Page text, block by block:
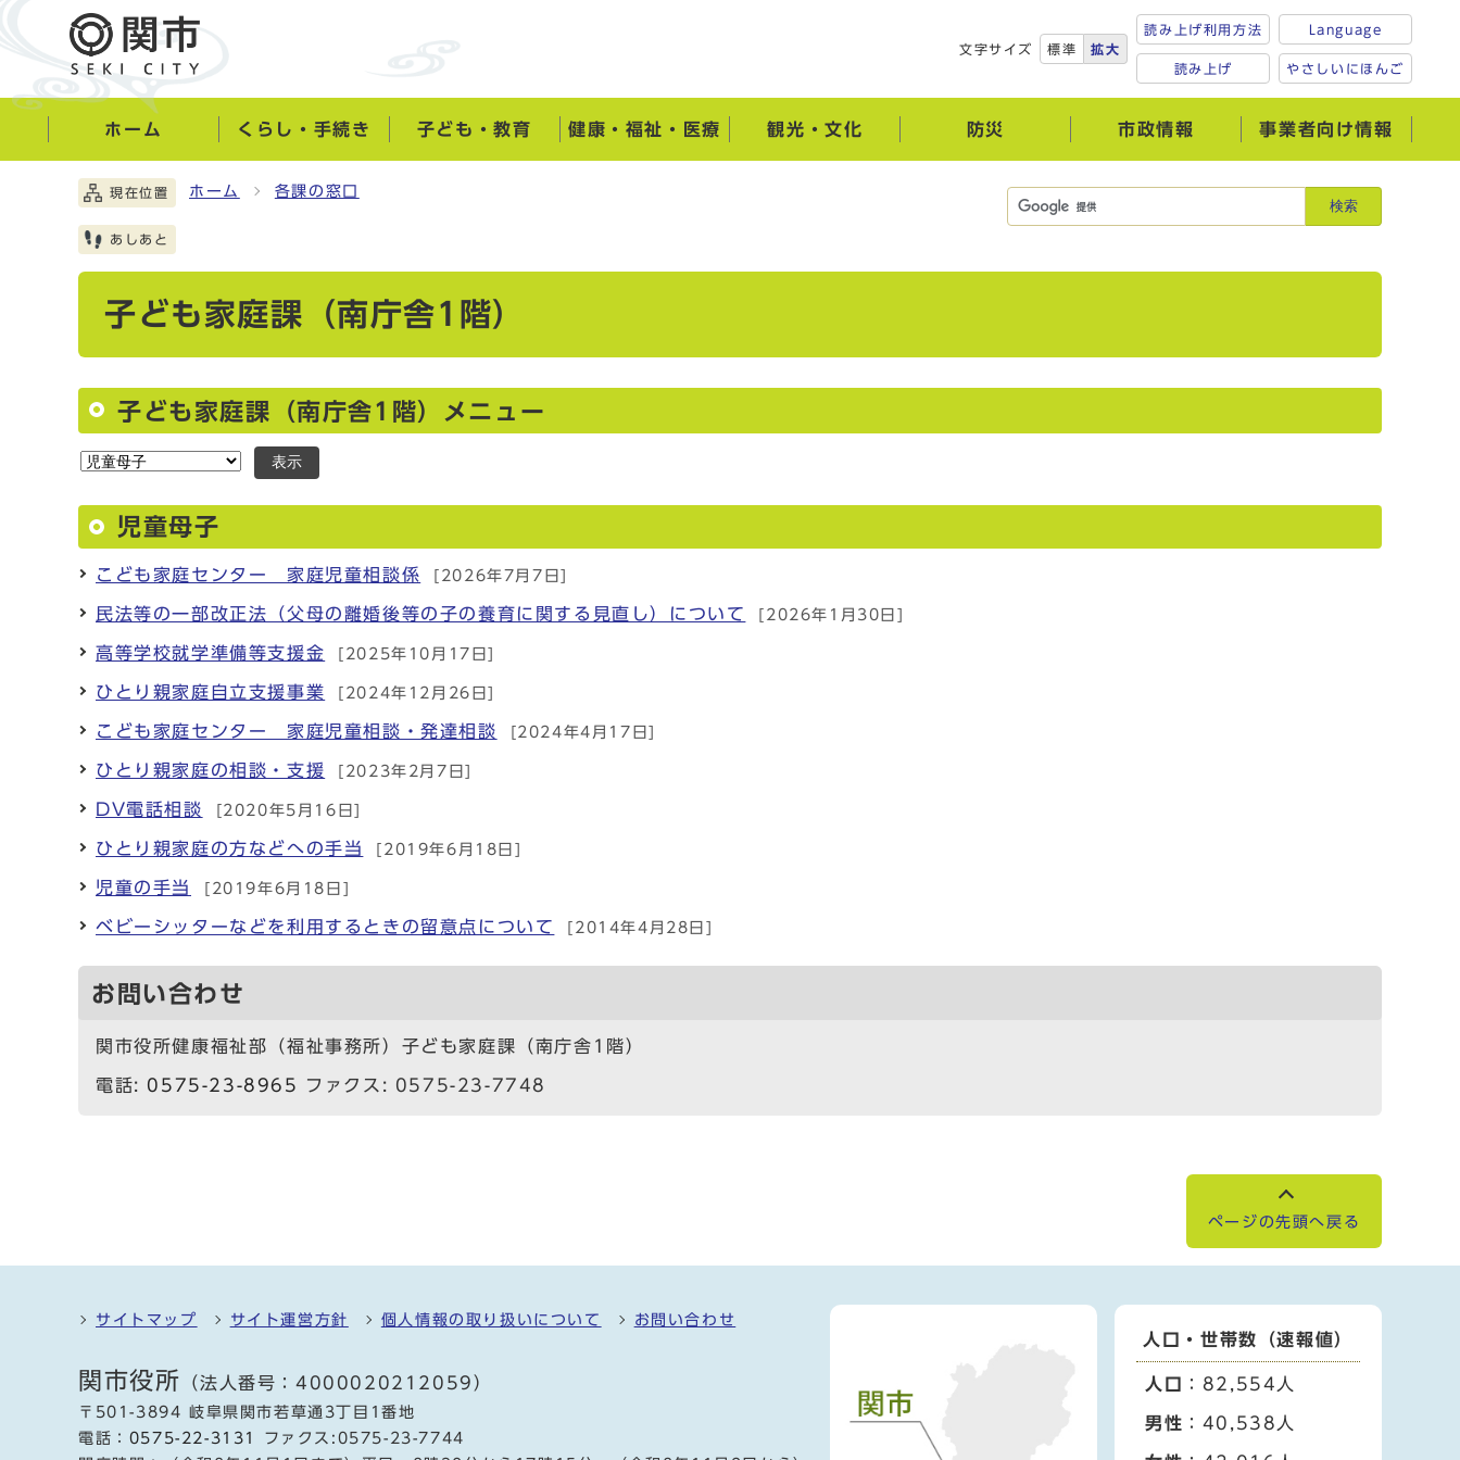
文字サイズ 標準 拡大
読み上げ利用方法
読み上げ
Language
やさしいにほんご
ホーム くらし・手続き 子ども・教育 健康・福祉・医療 観光・文化 防災 市政情報 事業者向け情報
検索
現在位置 ホーム 各課の窓口
あしあと
子ども家庭課（南庁舎1階）
子ども家庭課（南庁舎1階）メニュー
表示
児童母子
こども家庭センター 家庭児童相談係 [2026年7月7日]
民法等の一部改正法（父母の離婚後等の子の養育に関する見直し）について [2026年1月30日]
高等学校就学準備等支援金 [2025年10月17日]
ひとり親家庭自立支援事業 [2024年12月26日]
こども家庭センター 家庭児童相談・発達相談 [2024年4月17日]
ひとり親家庭の相談・支援 [2023年2月7日]
DV電話相談 [2020年5月16日]
ひとり親家庭の方などへの手当 [2019年6月18日]
児童の手当 [2019年6月18日]
ベビーシッターなどを利用するときの留意点について [2014年4月28日]
お問い合わせ
関市役所健康福祉部（福祉事務所）子ども家庭課（南庁舎1階）
電話: 0575-23-8965 ファクス: 0575-23-7748
ページの先頭へ戻る
サイトマップ サイト運営方針 個人情報の取り扱いについて お問い合わせ
関市役所 （法人番号：4000020212059）
〒501-3894 岐阜県関市若草通3丁目1番地
電話： 0575-22-3131
ファクス:0575-23-7744
人口・世帯数（速報値）
人口 ：82,554人
男性 ：40,538人